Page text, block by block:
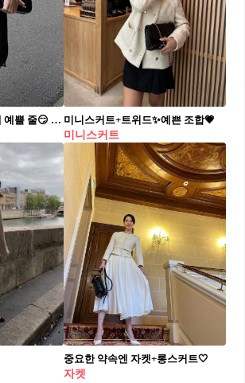
살짝 비치는 게 이렇게 예쁠 줄😏 겹치면 더 재밌는 시스루🩶🧚🏻봄 스타일링 키 포인트야 올봄, 시스루 스커트로 룩에 포인트를 더해보는 건 어때요? 살짝 비치는 소재가 은근한 섹시미와 여성스러움을 더해 룩을 특별하게 만들어 줍니다. 특히 레이어드 해서 다양한 스타일로 연출할 수 있고, 생동감 있는 룩을 완성할 수 있습니다. 맥시 기장의 시스루 스커트는 우아하고 페미닌한 실루엣을 강조해 주는 반면, 미디 기장은 발랄하면서도 세련된 무드를 연출하죠. 시스루 레이어링을 활용해 올봄 스타일링에 감각적인 포인트를 더해보세요. 미니스커트+트위드✨예쁜 조합💗
미니스커트
중요한 약속엔 자켓+롱스커트🤍
자켓